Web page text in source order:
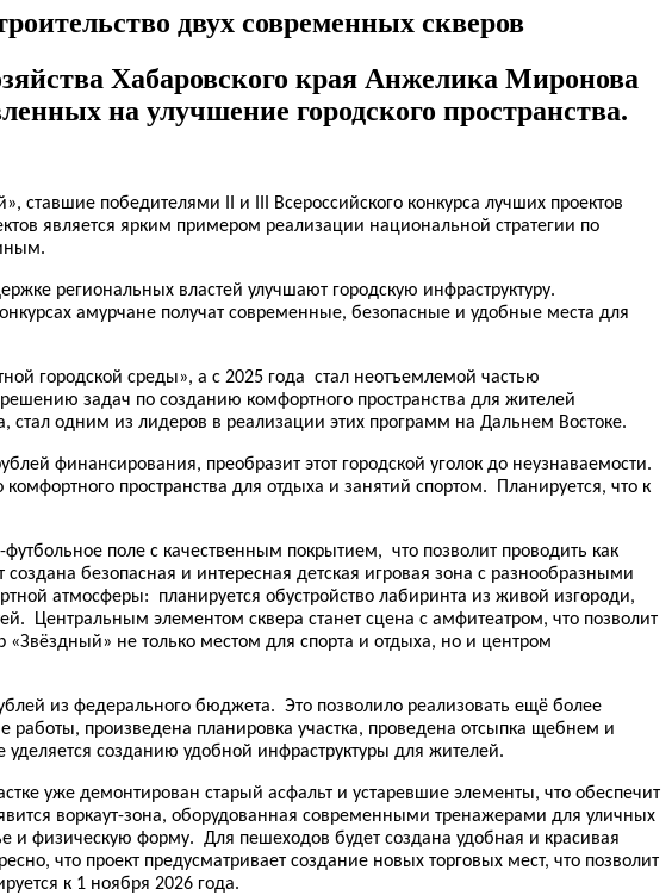
двух современных скверов
Хабаровского края Анжелика Миронова
на улучшение городского пространства.
победителями II и III Всероссийского конкурса лучших проектов
является ярким примером реализации национальной стратегии по
региональных властей улучшают городскую инфраструктуру.
амурчане получат современные, безопасные и удобные места для
городской среды», а с 2025 года стал неотъемлемой частью
задач по созданию комфортного пространства для жителей
стал одним из лидеров в реализации этих программ на Дальнем Востоке.
финансирования, преобразит этот городской уголок до неузнаваемости.
пространства для отдыха и занятий спортом. Планируется, что к
поле с качественным покрытием, что позволит проводить как
безопасная и интересная детская игровая зона с разнообразными
атмосферы: планируется обустройство лабиринта из живой изгороди,
Центральным элементом сквера станет сцена с амфитеатром, что позволит
не только местом для спорта и отдыха, но и центром
из федерального бюджета. Это позволило реализовать ещё более
произведена планировка участка, проведена отсыпка щебнем и
созданию удобной инфраструктуры для жителей.
уже демонтирован старый асфальт и устаревшие элементы, что обеспечит
воркаут-зона, оборудованная современными тренажерами для уличных
и физическую форму. Для пешеходов будет создана удобная и красивая
что проект предусматривает создание новых торговых мест, что позволит
к 1 ноября 2026 года.